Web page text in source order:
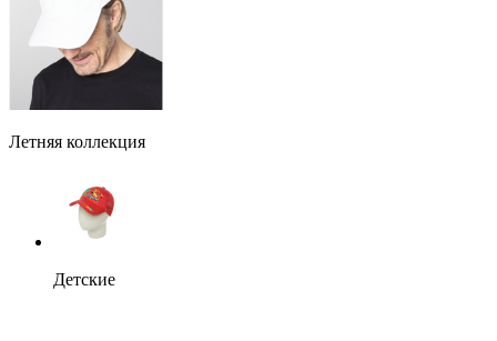
Летняя коллекция
Детские